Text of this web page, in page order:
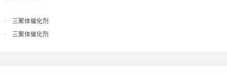
三聚体催化剂
三聚体催化剂